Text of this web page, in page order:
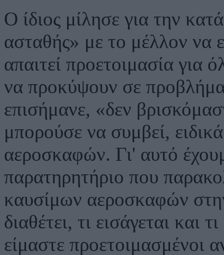
Ο ίδιος μίλησε για την
ασταθής» με το μέλλον να
απαιτεί προετοιμασία για
να προκύψουν σε
επισήμανε, «δεν
μπορούσε να συμβεί,
αεροσκαφών. Γι' αυτό
παρατηρητήριο που
καυσίμων αεροσκαφών
διαθέτει, τι εισάγεται και
είμαστε προετοιμασμένοι